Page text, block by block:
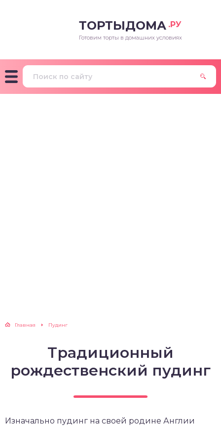
ТОРТЫДОМА .РУ
Готовим торты в домашних условиях
Главная Пудинг
Традиционный
рождественский пудинг
Изначально пудинг на своей родине Англии